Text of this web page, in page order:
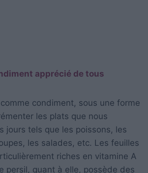
apprécié de tous
comme condiment, sous une forme
les plats que nous
jours tels que les poissons, les
les salades, etc. Les feuilles
riches en vitamine A
persil, quant à elle, possède des